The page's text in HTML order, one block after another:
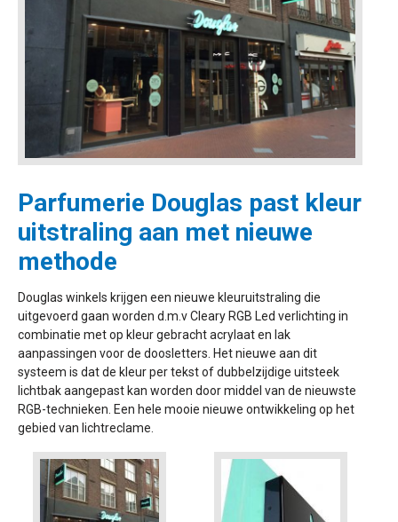
Parfumerie Douglas past kleur
uitstraling aan met nieuwe
methode
Douglas winkels krijgen een nieuwe kleuruitstraling die
uitgevoerd gaan worden d.m.v Cleary RGB Led verlichting in
combinatie met op kleur gebracht acrylaat en lak
aanpassingen voor de doosletters. Het nieuwe aan dit
systeem is dat de kleur per tekst of dubbelzijdige uitsteek
lichtbak aangepast kan worden door middel van de nieuwste
RGB-technieken. Een hele mooie nieuwe ontwikkeling op het
gebied van lichtreclame.